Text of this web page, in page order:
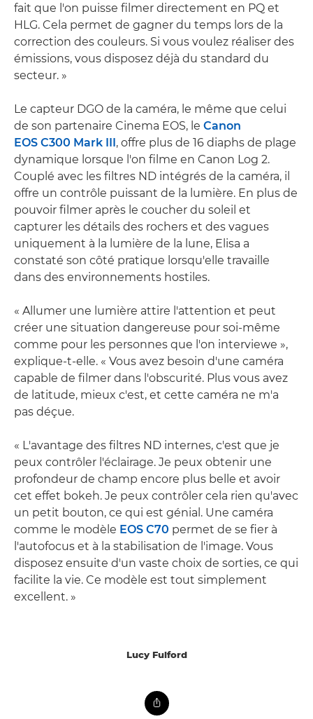
fait que l'on puisse filmer directement en PQ et
HLG. Cela permet de gagner du temps lors de la
correction des couleurs. Si vous voulez réaliser des
émissions, vous disposez déjà du standard du
secteur. »
Le capteur DGO de la caméra, le même que celui
de son partenaire Cinema EOS, le Canon
EOS C300 Mark III, offre plus de 16 diaphs de plage
dynamique lorsque l'on filme en Canon Log 2.
Couplé avec les filtres ND intégrés de la caméra, il
offre un contrôle puissant de la lumière. En plus de
pouvoir filmer après le coucher du soleil et
capturer les détails des rochers et des vagues
uniquement à la lumière de la lune, Elisa a
constaté son côté pratique lorsqu'elle travaille
dans des environnements hostiles.
« Allumer une lumière attire l'attention et peut
créer une situation dangereuse pour soi-même
comme pour les personnes que l'on interviewe »,
explique-t-elle. « Vous avez besoin d'une caméra
capable de filmer dans l'obscurité. Plus vous avez
de latitude, mieux c'est, et cette caméra ne m'a
pas déçue.
« L'avantage des filtres ND internes, c'est que je
peux contrôler l'éclairage. Je peux obtenir une
profondeur de champ encore plus belle et avoir
cet effet bokeh. Je peux contrôler cela rien qu'avec
un petit bouton, ce qui est génial. Une caméra
comme le modèle EOS C70 permet de se fier à
l'autofocus et à la stabilisation de l'image. Vous
disposez ensuite d'un vaste choix de sorties, ce qui
facilite la vie. Ce modèle est tout simplement
excellent. »
Lucy Fulford